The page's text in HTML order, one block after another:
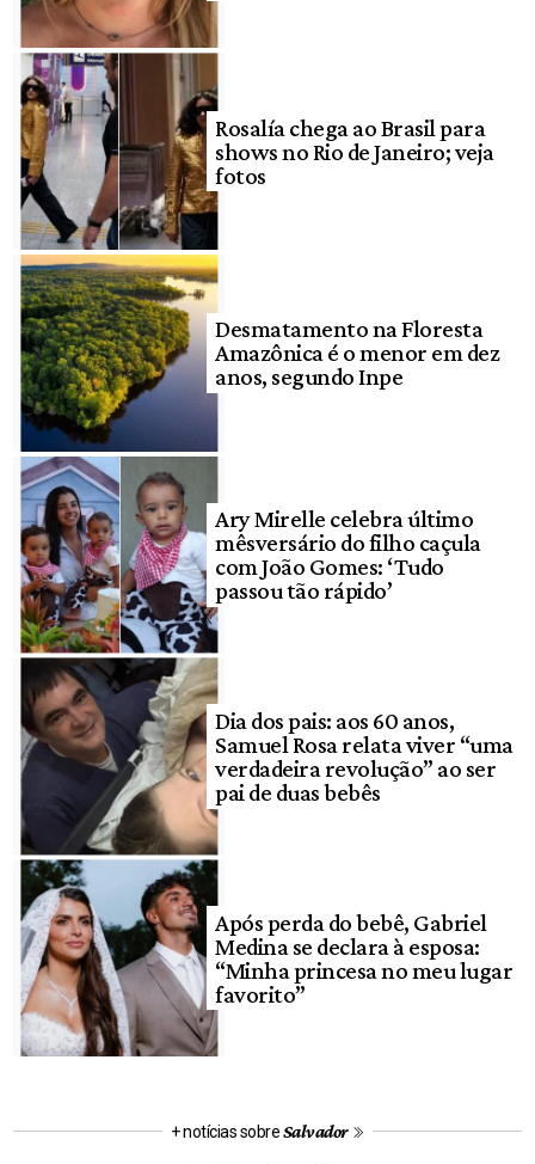
Rosalía chega ao Brasil para
shows no Rio de Janeiro; veja
fotos
Desmatamento na Floresta
Amazônica é o menor em dez
anos, segundo Inpe
Ary Mirelle celebra último
mêsversário do filho caçula
com João Gomes: ‘Tudo
passou tão rápido’
Dia dos pais: aos 60 anos,
Samuel Rosa relata viver “uma
verdadeira revolução” ao ser
pai de duas bebês
Após perda do bebê, Gabriel
Medina se declara à esposa:
“Minha princesa no meu lugar
favorito”
+ notícias sobreSalvador